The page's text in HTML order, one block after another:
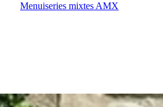
Menuiseries mixtes AMX